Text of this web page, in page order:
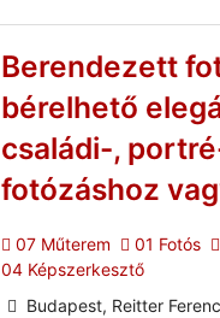
Berendezett
bérelhető
családi-,
fotózáshoz
07 Műterem 01 Fotós
04 Képszerkesztő
Budapest, Reitter